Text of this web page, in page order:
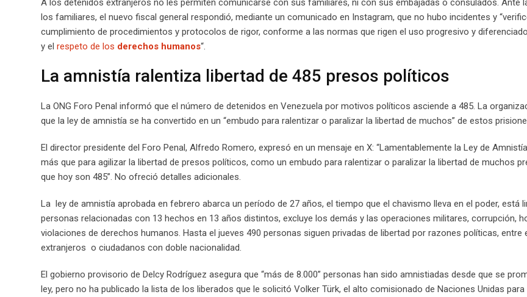
los familiares, el nuevo fiscal general respondió, mediante un comunicado en Instagram, que no hubo incidentes y
cumplimiento de procedimientos y protocolos de rigor, conforme a las normas que rigen el uso progresivo y
y el respeto de los derechos humanos“.
La amnistía ralentiza libertad de 485 presos políticos
La ONG Foro Penal informó que el número de detenidos en Venezuela por motivos políticos asciende a 485. La
que la ley de amnistía se ha convertido en un “embudo para ralentizar o paralizar la libertad de muchos” de estos
El director presidente del Foro Penal, Alfredo Romero, expresó en un mensaje en X: “Lamentablemente la Ley de
más que para agilizar la libertad de presos políticos, como un embudo para ralentizar o paralizar la libertad de muchos
que hoy son 485”. No ofreció detalles adicionales.
La ley de amnistía aprobada en febrero abarca un período de 27 años, el tiempo que el chavismo lleva en el poder, está
personas relacionadas con 13 hechos en 13 años distintos, excluye los demás y las operaciones militares, corrupción,
violaciones de derechos humanos. Hasta el jueves 490 personas siguen privadas de libertad por razones políticas, entre
extranjeros o ciudadanos con doble nacionalidad.
El gobierno provisorio de Delcy Rodríguez asegura que “más de 8.000” personas han sido amnistiadas desde que se
ley, pero no ha publicado la lista de los liberados que le solicitó Volker Türk, el alto comisionado de Naciones Unidas